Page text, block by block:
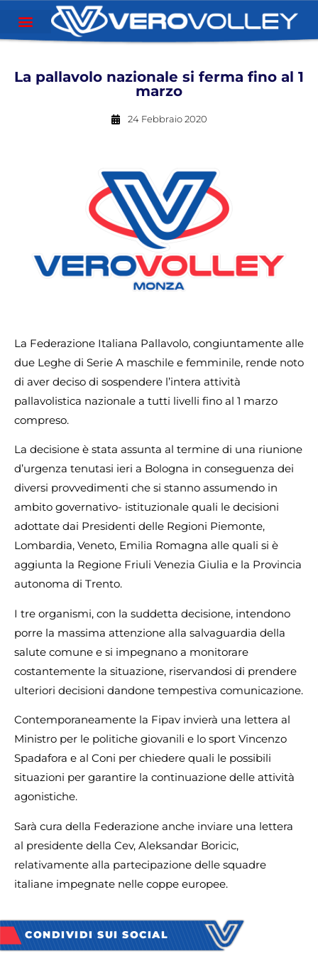
La pallavolo nazionale si ferma fino al 1
marzo
24 Febbraio 2020
La Federazione Italiana Pallavolo, congiuntamente alle
due Leghe di Serie A maschile e femminile, rende noto
di aver deciso di sospendere l’intera attività
pallavolistica nazionale a tutti livelli fino al 1 marzo
compreso.
La decisione è stata assunta al termine di una riunione
d’urgenza tenutasi ieri a Bologna in conseguenza dei
diversi provvedimenti che si stanno assumendo in
ambito governativo- istituzionale quali le decisioni
adottate dai Presidenti delle Regioni Piemonte,
Lombardia, Veneto, Emilia Romagna alle quali si è
aggiunta la Regione Friuli Venezia Giulia e la Provincia
autonoma di Trento.
I tre organismi, con la suddetta decisione, intendono
porre la massima attenzione alla salvaguardia della
salute comune e si impegnano a monitorare
costantemente la situazione, riservandosi di prendere
ulteriori decisioni dandone tempestiva comunicazione.
Contemporaneamente la Fipav invierà una lettera al
Ministro per le politiche giovanili e lo sport Vincenzo
Spadafora e al Coni per chiedere quali le possibili
situazioni per garantire la continuazione delle attività
agonistiche.
Sarà cura della Federazione anche inviare una lettera
al presidente della Cev, Aleksandar Boricic,
relativamente alla partecipazione delle squadre
italiane impegnate nelle coppe europee.
CONDIVIDI SUI SOCIAL